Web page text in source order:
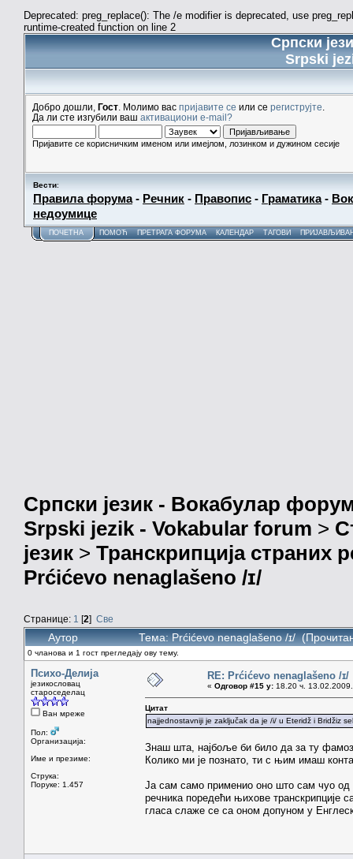
Deprecated: preg_replace(): The /e modifier is deprecated, use
runtime-created function on line 2
Српски
Srpski
Добро дошли, Гост . Молимо вас пријавите се или се региструјте
Да ли сте изгубили ваш активациони e-mail?
Пријавите се корисничким именом или имејлом, лозинком и дужином сесије
Вести:
Правила форума- Речник - Правопис - Граматика-
недоумице
ПОЧЕТНА ПОМОЋ ПРЕТРАГА ФОРУМА КАЛЕНДАР ТАГОВИ
Српски језик - Вокабулар
Srpski jezik - Vokabular forum >
језик > Транскрипција страних
Prćićevo nenaglašeno /ɪ/
Странице: 1 [2] Све
Аутор Тема: Prćićevo nenaglašeno /ɪ/
0 чланова и 1 гост прегледају ову тему.
Психо-Делија
језикословац
староседелац
Ван мреже
Пол:
Организација:
Име и презиме:
Струка:
Поруке: 1.457
RE: Prćićevo nenaglašeno /ɪ/
« Одговор #15 у: 18.20 ч.
Цитат
najjednostavniji je zaključak da je /i/ u Eteridž i Bridžiz
Знаш шта, најбоље би било да за ту
Колико ми је познато, ти с њим имаш
Ја сам само применио оно што сам чуо од
речника поредећи њихове транскрипције
гласа слаже се са оном допуном у